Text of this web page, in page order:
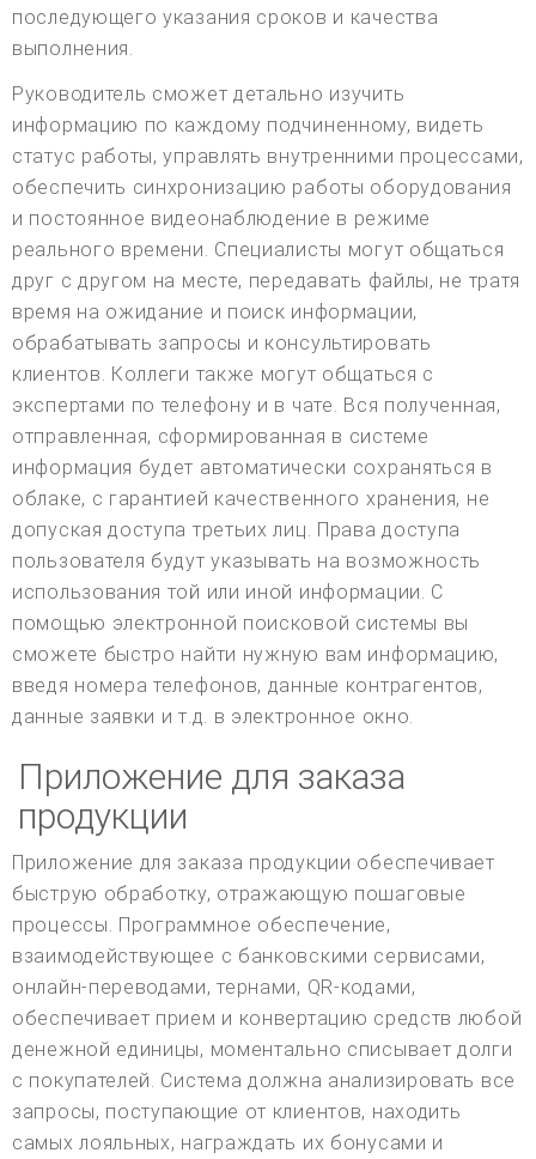
последующего указания сроков и качества
выполнения.
Руководитель сможет детально изучить
информацию по каждому подчиненному, видеть
статус работы, управлять внутренними процессами,
обеспечить синхронизацию работы оборудования
и постоянное видеонаблюдение в режиме
реального времени. Специалисты могут общаться
друг с другом на месте, передавать файлы, не тратя
время на ожидание и поиск информации,
обрабатывать запросы и консультировать
клиентов. Коллеги также могут общаться с
экспертами по телефону и в чате. Вся полученная,
отправленная, сформированная в системе
информация будет автоматически сохраняться в
облаке, с гарантией качественного хранения, не
допуская доступа третьих лиц. Права доступа
пользователя будут указывать на возможность
использования той или иной информации. С
помощью электронной поисковой системы вы
сможете быстро найти нужную вам информацию,
введя номера телефонов, данные контрагентов,
данные заявки и т.д. в электронное окно.
Приложение для заказа
продукции
Приложение для заказа продукции обеспечивает
быструю обработку, отражающую пошаговые
процессы. Программное обеспечение,
взаимодействующее с банковскими сервисами,
онлайн-переводами, тернами, QR-кодами,
обеспечивает прием и конвертацию средств любой
денежной единицы, моментально списывает долги
с покупателей. Система должна анализировать все
запросы, поступающие от клиентов, находить
самых лояльных, награждать их бонусами и